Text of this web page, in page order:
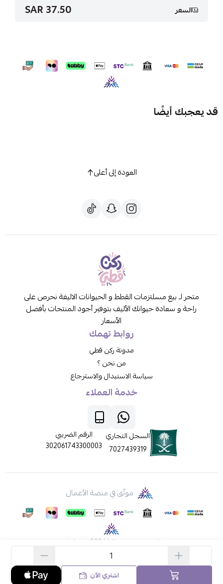
اشتري الآن
السعر 37.50 SAR
قد يعجبك أيضًا
العودة إلى أعلى
متجر لـ بيع مسلتزمات القطط و الحيوانات الاليفة نحرص على
راحة و سعادة حيوانك الأليف بتوفير أجود المنتجات بأفضل
الأسعار
روابط تهمك
مدونة ركن قطي
من نحن ؟
سياسة الاستبدال والاسترجاع
خدمة العملاء
السجل التجاري
7027439319
الرقم الضريبي
302061743300003
موثّق في منصة الأعمال
الحقوق محفوظة | 2026 ركن قطي